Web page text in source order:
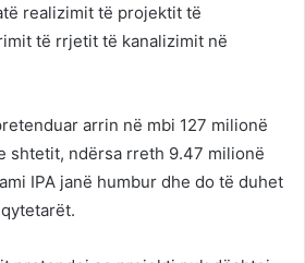
realizimit të projektit të
të rrjetit të kanalizimit në
arrin në mbi 127 milionë
shtetit, ndërsa rreth 9.47 milionë
IPA janë humbur dhe do të duhet